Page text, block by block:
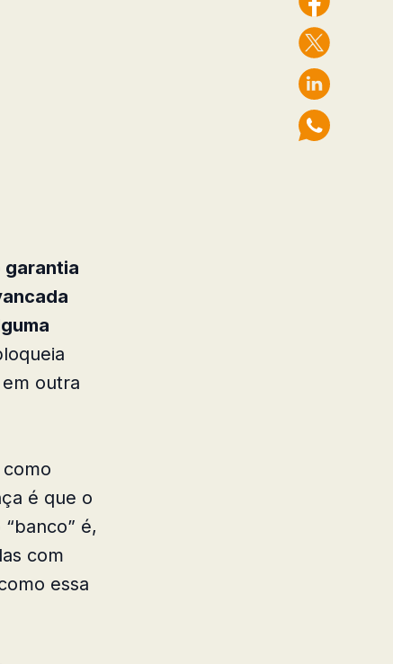
garantia
outra
é que o
é,
com
essa